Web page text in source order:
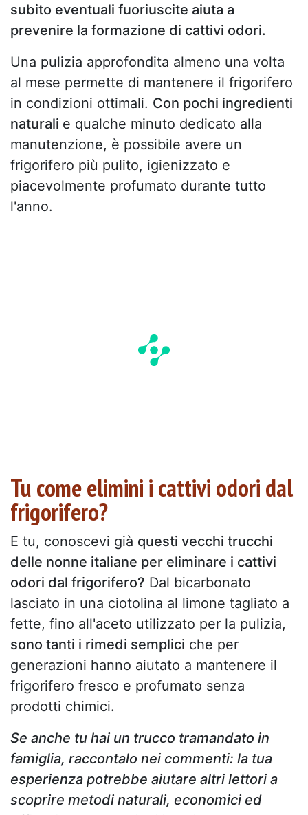
subito eventuali fuoriuscite aiuta a
prevenire la formazione di cattivi odori.
Una pulizia approfondita almeno una volta
al mese permette di mantenere il frigorifero
in condizioni ottimali. Con pochi ingredienti
naturali e qualche minuto dedicato alla
manutenzione, è possibile avere un
frigorifero più pulito, igienizzato e
piacevolmente profumato durante tutto
l'anno.
Tu come elimini i cattivi odori dal
frigorifero?
E tu, conoscevi già questi vecchi trucchi
delle nonne italiane per eliminare i cattivi
odori dal frigorifero? Dal bicarbonato
lasciato in una ciotolina al limone tagliato a
fette, fino all'aceto utilizzato per la pulizia,
sono tanti i rimedi semplici che per
generazioni hanno aiutato a mantenere il
frigorifero fresco e profumato senza
prodotti chimici.
Se anche tu hai un trucco tramandato in
famiglia, raccontalo nei commenti: la tua
esperienza potrebbe aiutare altri lettori a
scoprire metodi naturali, economici ed